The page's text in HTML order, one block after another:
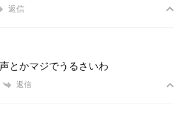
返信
とかマジでうるさいわ
返信